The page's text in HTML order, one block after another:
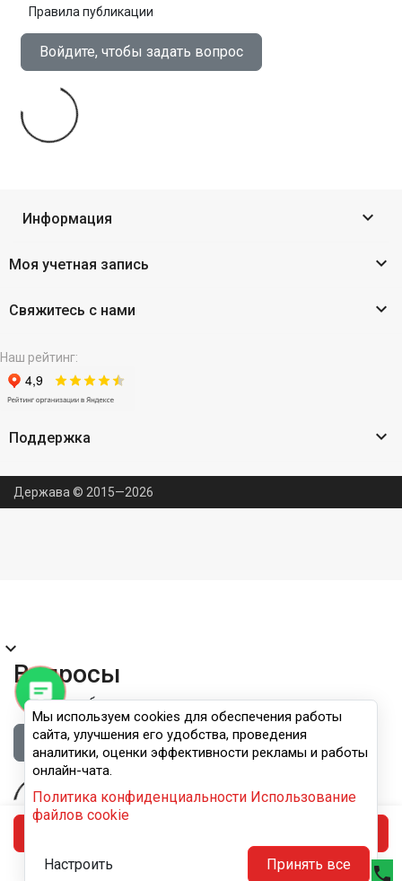
Правила публикации
Войдите, чтобы задать вопрос
Информация 
Моя учетная запись 
Свяжитесь с нами 
Наш рейтинг:
Поддержка 
Держава © 2015—2026
Мы используем cookies для обеспечения работы
сайта, улучшения его удобства, проведения
аналитики, оценки эффективности рекламы и работы
онлайн-чата.
Политика конфиденциальности Использование
файлов cookie
Настроить Принять все phone
expand_more
Вопросы
Правила публикации
Войдите, чтобы задать вопрос